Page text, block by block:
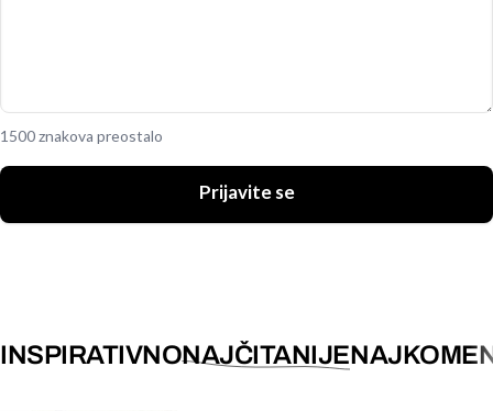
1500 znakova preostalo
Prijavite se
INSPIRATIVNONAJČITANIJE